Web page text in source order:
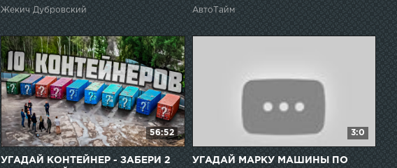
Хозяева, Слово пацана
Жекич Дубровский АвтоТайм
56:52
УГАДАЙ КОНТЕЙНЕР - ЗАБЕРИ 2
3:0
УГАДАЙ МАРКУ МАШИНЫ ПО